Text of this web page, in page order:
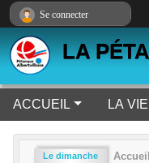
LA
ACCUEIL LA
Le dimanche Accueil
Se connecter
Panneau de gestion des